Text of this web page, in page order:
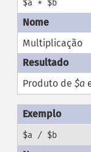
$a * $b
Multiplicação
Produto de $a
$a / $b